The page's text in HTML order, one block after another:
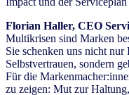
Florian Haller, CEO
Multikrisen sind Marken
Sie schenken uns nicht
Selbstvertrauen, sondern
Für die
zu zeigen: Mut zur